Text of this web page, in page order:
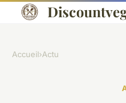
Accueil›Actu